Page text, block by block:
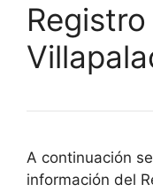
A continuación
información del